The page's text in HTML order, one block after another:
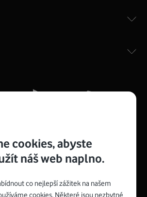
domácnost. Kompaktní rozměry 21
cookies, abyste
náš web naplno.
co nejlepší zážitek na našem
cookies. Některé jsou nezbytné